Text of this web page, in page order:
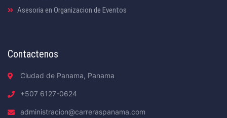
Asesoria en Organizacion de Eventos
Contactenos
Ciudad de Panama, Panama
+507 6127-0624
administracion@carreraspanama.com